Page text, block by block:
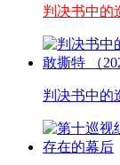
判决书中
判决书中